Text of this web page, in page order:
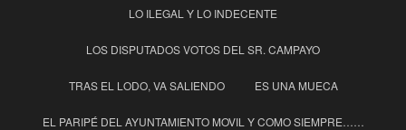
LO ILEGAL Y LO INDECENTE
LOS DISPUTADOS VOTOS DEL SR. CAMPAYO
TRAS EL LODO, VA SALIENDO ES UNA MUECA
EL PARIPÉ DEL AYUNTAMIENTO MOVIL Y COMO SIEMPRE……